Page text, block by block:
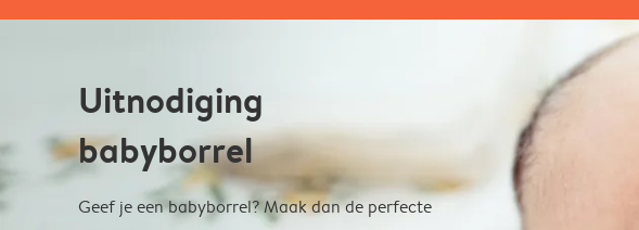
Uitnodiging
babyborrel
Geef je een babyborrel? Maak dan de perfecte